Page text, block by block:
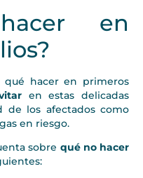
en
hacer en primeros
en estas delicadas
de los afectados como
en riesgo.
sobre qué no hacer